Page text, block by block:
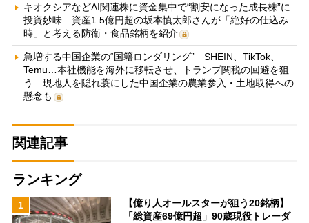
キオクシアなどAI関連株に資金集中で“割安になった成長株”に
投資妙味 資産1.5億円超の坂本慎太郎さんが「絶好の仕込み
時」と考える防衛・食品銘柄を紹介
急増する中国企業の“国籍ロンダリング” SHEIN、TikTok、
Temu…本社機能を海外に移転させ、トランプ関税の回避を狙
う 現地人を隠れ蓑にした中国企業の農業参入・土地取得への
懸念も
関連記事
ランキング
1
【億り人オールスターが狙う20銘柄】
「総資産69億円超」90歳現役トレーダ